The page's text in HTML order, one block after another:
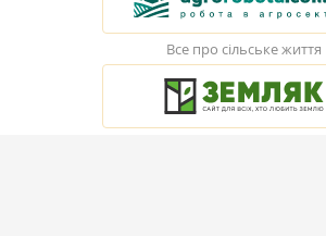
Все про сільське життя